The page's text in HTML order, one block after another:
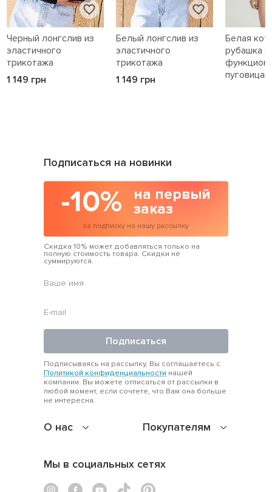
Черный лонгслив из
эластичного
трикотажа
1 149 грн
Белый лонгслив из
эластичного
трикотажа
1 149 грн
Белая
рубашка с
О нас Покупателям
Подписаться на новинки
-10%
на первый
заказ
за подписку на нашу рассылку
Скидка 10% может добавляться только на
полную стоимость товара. Скидки не
суммируются.
Подписаться
Подписываясь на рассылку, Вы соглашаетесь с
Политикой конфиденциальности нашей
компании. Вы можете отписаться от рассылки в
любой момент, если сочтете, что Вам она больше
не интересна.
Мы в социальных сетях